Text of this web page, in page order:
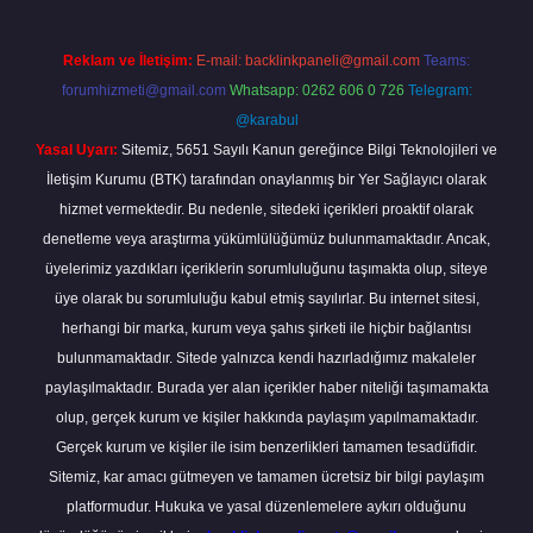
Reklam ve İletişim: E-mail: backlinkpaneli@gmail.com Teams:
forumhizmeti@gmail.com Whatsapp: 0262 606 0 726 Telegram:
@karabul
Yasal Uyarı: Sitemiz, 5651 Sayılı Kanun gereğince Bilgi Teknolojileri ve
İletişim Kurumu (BTK) tarafından onaylanmış bir Yer Sağlayıcı olarak
hizmet vermektedir. Bu nedenle, sitedeki içerikleri proaktif olarak
denetleme veya araştırma yükümlülüğümüz bulunmamaktadır. Ancak,
üyelerimiz yazdıkları içeriklerin sorumluluğunu taşımakta olup, siteye
üye olarak bu sorumluluğu kabul etmiş sayılırlar. Bu internet sitesi,
herhangi bir marka, kurum veya şahıs şirketi ile hiçbir bağlantısı
bulunmamaktadır. Sitede yalnızca kendi hazırladığımız makaleler
paylaşılmaktadır. Burada yer alan içerikler haber niteliği taşımamakta
olup, gerçek kurum ve kişiler hakkında paylaşım yapılmamaktadır.
Gerçek kurum ve kişiler ile isim benzerlikleri tamamen tesadüfidir.
Sitemiz, kar amacı gütmeyen ve tamamen ücretsiz bir bilgi paylaşım
platformudur. Hukuka ve yasal düzenlemelere aykırı olduğunu